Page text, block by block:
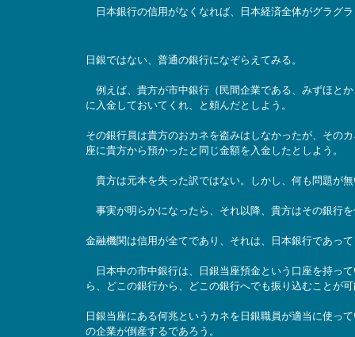
日本銀行の信用がなくなれば、日本経済全体がグラグ
日銀ではない、普通の銀行になぞらえてみる。
例えば、貴方が市中銀行（民間企業である、みずほと
に入金しておいてくれ、と頼んだとしよう。
その銀行員は貴方のおカネを盗みはしなかったが、その
座に貴方から預かったと同じ金額を入金したとしよう。
貴方は元本を失った訳ではない。しかし、何も問題が
事実が明らかになったら、それ以降、貴方はその銀行
金融機関は信用が全てであり、それは、日本銀行であっ
日本中の市中銀行は、日銀当座預金という口座を持っ
ら、どこの銀行から、どこの銀行へでも振り込むことが
日銀当座にある何兆というカネを日銀職員が適当に使っ
の企業が倒産するであろう。